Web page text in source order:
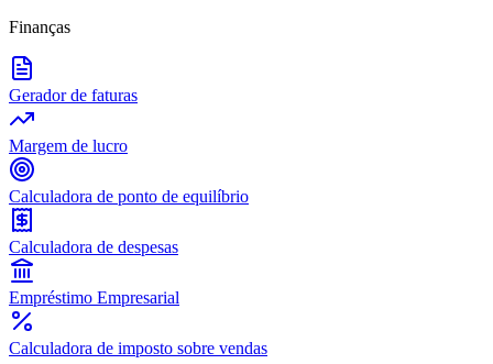
Finanças
Gerador de faturas
Margem de lucro
Calculadora de ponto de equilíbrio
Calculadora de despesas
Empréstimo Empresarial
Calculadora de imposto sobre vendas